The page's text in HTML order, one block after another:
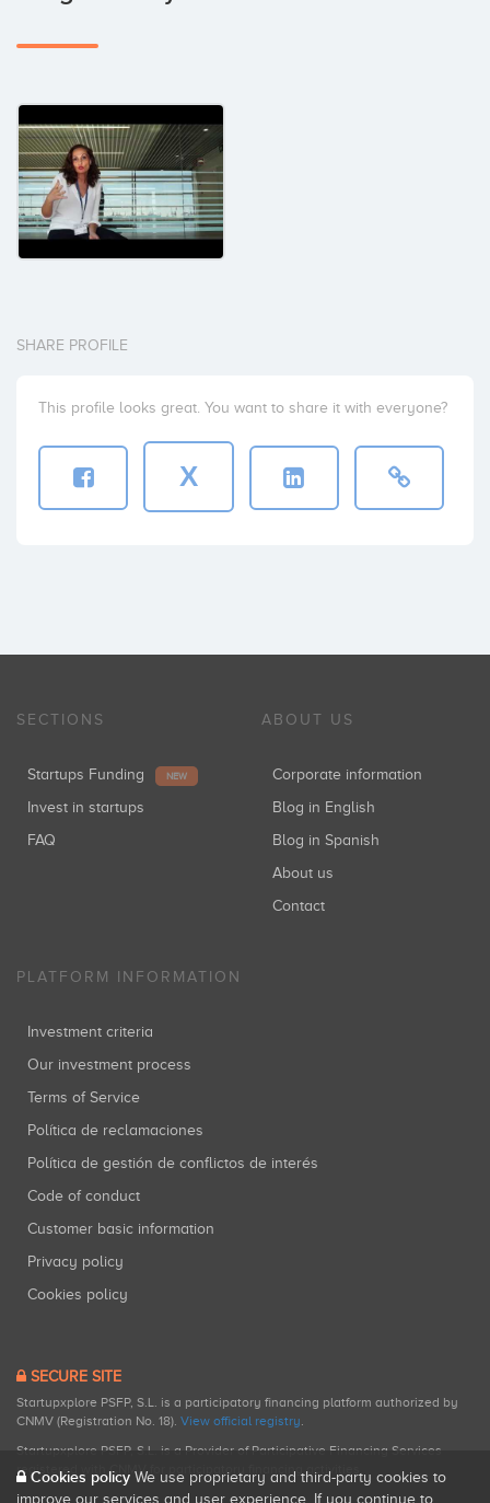
SHARE PROFILE
This profile looks great. You want to share it with everyone?
X
SECTIONS
Startups Funding NEW
Invest in startups
FAQ
ABOUT US
Corporate information
Blog in English
Blog in Spanish
About us
Contact
PLATFORM INFORMATION
Investment criteria
Our investment process
Terms of Service
Política de reclamaciones
Política de gestión de conflictos de interés
Code of conduct
Customer basic information
Privacy policy
Cookies policy
SECURE SITE
Startupxplore PSFP, S.L. is a participatory financing platform authorized by
CNMV (Registration No. 18). View official registry.
Startupxplore PSFP, S.L. is a Provider of Participative Financing Services
registered with CNMV for participatory financing activities.
Cookies policy We use proprietary and third-party cookies to
improve our services and user experience. If you continue to